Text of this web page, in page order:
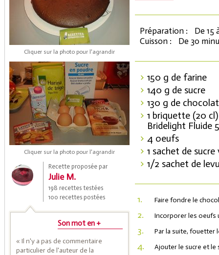
Cliquer sur la photo pour l'agrandir
Cliquer sur la photo pour l'agrandir
Recette proposée par
Julie M.
198 recettes testées
100 recettes postées
Son mot en +
« Il n'y a pas de commentaire
particulier de l'auteur de la
Préparation :
De 15
Cuisson :
De 30
150 g de farine
140 g de sucre
130 g de
1 briquette (20
Bridelight Fluide
4 oeufs
1 sachet de sucre
1/2 sachet de
1. Faire fondre le
2. Incorporer les oeufs
3. Par la suite, fouetter
4. Ajouter le sucre et le
Coupons de réduction
Saveurs de l'Année